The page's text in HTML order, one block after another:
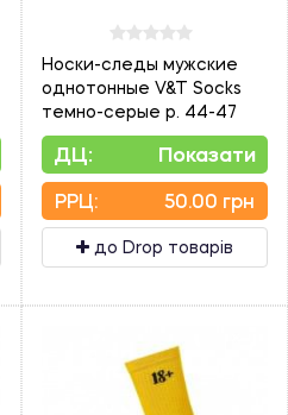
Носки-следы мужские
однотонные V&T Socks
темно-серые р. 44-47
ДЦ: Показати
PPЦ: 50.00 грн
до Drop товарів